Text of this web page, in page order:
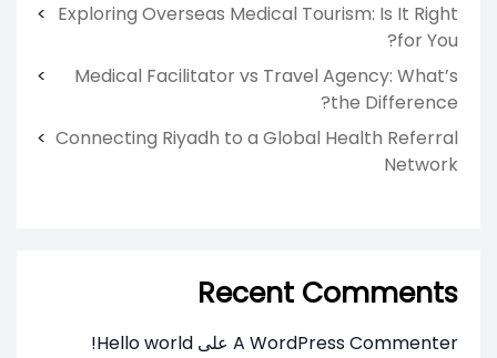
Exploring Overseas Medical Tourism: Is It Right
for You?
Medical Facilitator vs Travel Agency: What’s
the Difference?
Connecting Riyadh to a Global Health Referral
Network
Recent Comments
A WordPress Commenter على Hello world!